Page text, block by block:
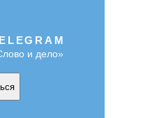
и дело»